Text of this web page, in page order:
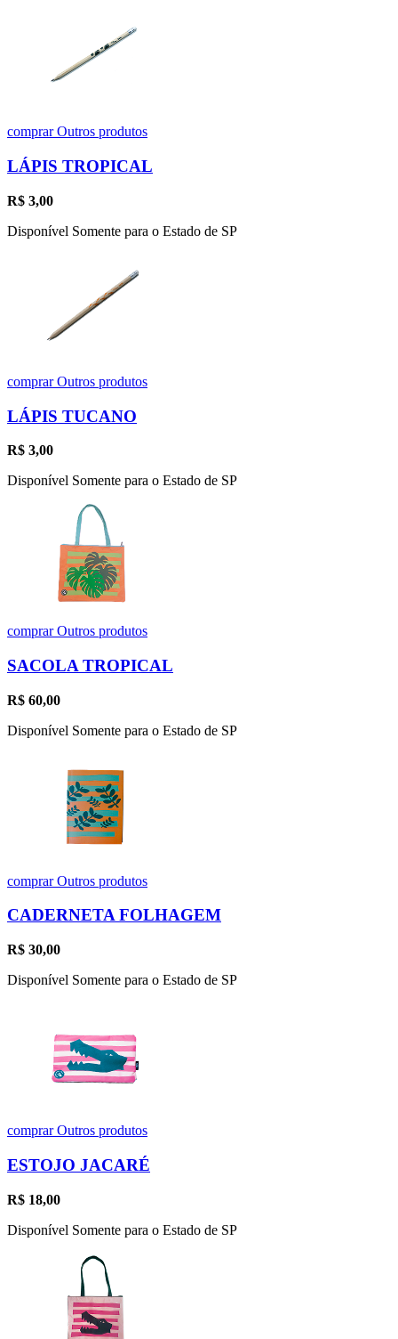
comprarOutros produtos
LÁPIS TROPICAL
R$ 3,00
Disponível Somente para o Estado de SP
comprarOutros produtos
LÁPIS TUCANO
R$ 3,00
Disponível Somente para o Estado de SP
comprarOutros produtos
SACOLA TROPICAL
R$ 60,00
Disponível Somente para o Estado de SP
comprarOutros produtos
CADERNETA FOLHAGEM
R$ 30,00
Disponível Somente para o Estado de SP
comprarOutros produtos
ESTOJO JACARÉ
R$ 18,00
Disponível Somente para o Estado de SP